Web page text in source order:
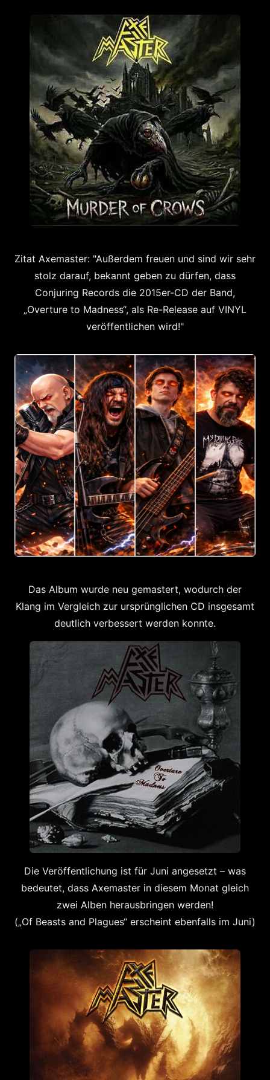
Zitat Axemaster: "Außerdem freuen und sind wir sehr
stolz darauf, bekannt geben zu dürfen, dass
Conjuring Records die 2015er-CD der Band,
„Overture to Madness“, als Re-Release auf VINYL
veröffentlichen wird!"
Das Album wurde neu gemastert, wodurch der
Klang im Vergleich zur ursprünglichen CD insgesamt
deutlich verbessert werden konnte.
Die Veröffentlichung ist für Juni angesetzt – was
bedeutet, dass Axemaster in diesem Monat gleich
zwei Alben herausbringen werden!
(„Of Beasts and Plagues“ erscheint ebenfalls im Juni)